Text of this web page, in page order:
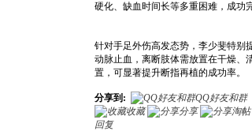
硬化、缺血时间长等多重困难，成功
针对手足外伤高发态势，李少斐特别
动脉止血，离断肢体需放置在干燥、
置，可显著提升断指再植的成功率。
分享到:
QQ好友和群
收藏
分享 淘帖
回复